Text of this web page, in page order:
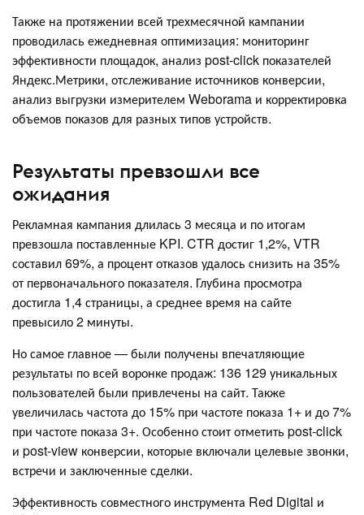
Также на протяжении всей трехмесячной кампании
проводилась ежедневная оптимизация: мониторинг
эффективности площадок, анализ post-click показателей
Яндекс.Метрики, отслеживание источников конверсии,
анализ выгрузки измерителем Weborama и корректировка
объемов показов для разных типов устройств.
Результаты превзошли все
ожидания
Рекламная кампания длилась 3 месяца и по итогам
превзошла поставленные KPI. CTR достиг 1,2%, VTR
составил 69%, а процент отказов удалось снизить на 35%
от первоначального показателя. Глубина просмотра
достигла 1,4 страницы, а среднее время на сайте
превысило 2 минуты.
Но самое главное — были получены впечатляющие
результаты по всей воронке продаж: 136 129 уникальных
пользователей были привлечены на сайт. Также
увеличилась частота до 15% при частоте показа 1+ и до 7%
при частоте показа 3+. Особенно стоит отметить post-click
и post-view конверсии, которые включали целевые звонки,
встречи и заключенные сделки.
Эффективность совместного инструмента Red Digital и